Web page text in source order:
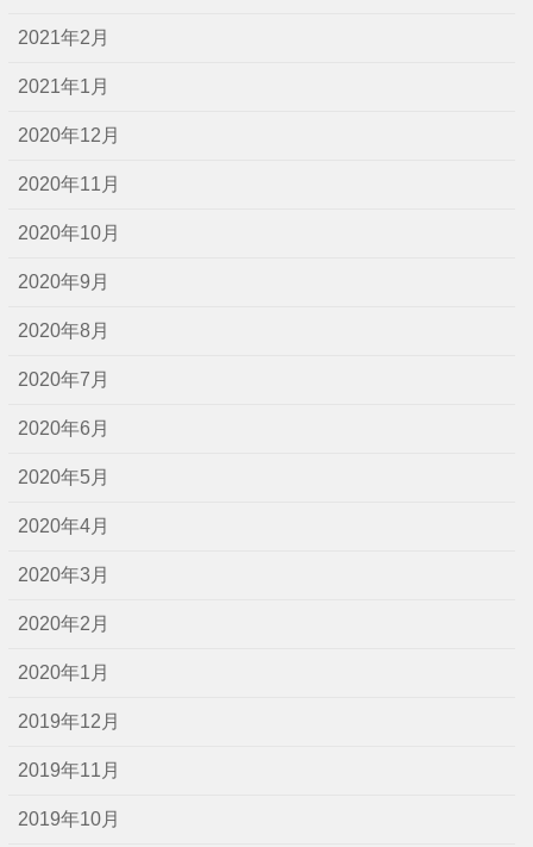
2021年2月
2021年1月
2020年12月
2020年11月
2020年10月
2020年9月
2020年8月
2020年7月
2020年6月
2020年5月
2020年4月
2020年3月
2020年2月
2020年1月
2019年12月
2019年11月
2019年10月